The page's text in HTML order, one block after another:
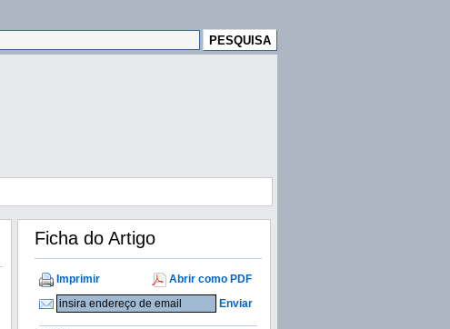
Ficha do Artigo
Imprimir
Abrir como PDF
Enviar